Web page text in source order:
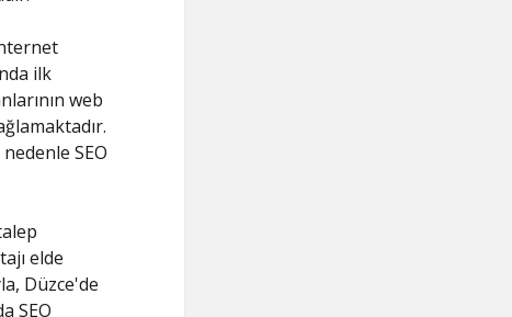
ilk
web
SEO
elde
Düzce'de
SEO